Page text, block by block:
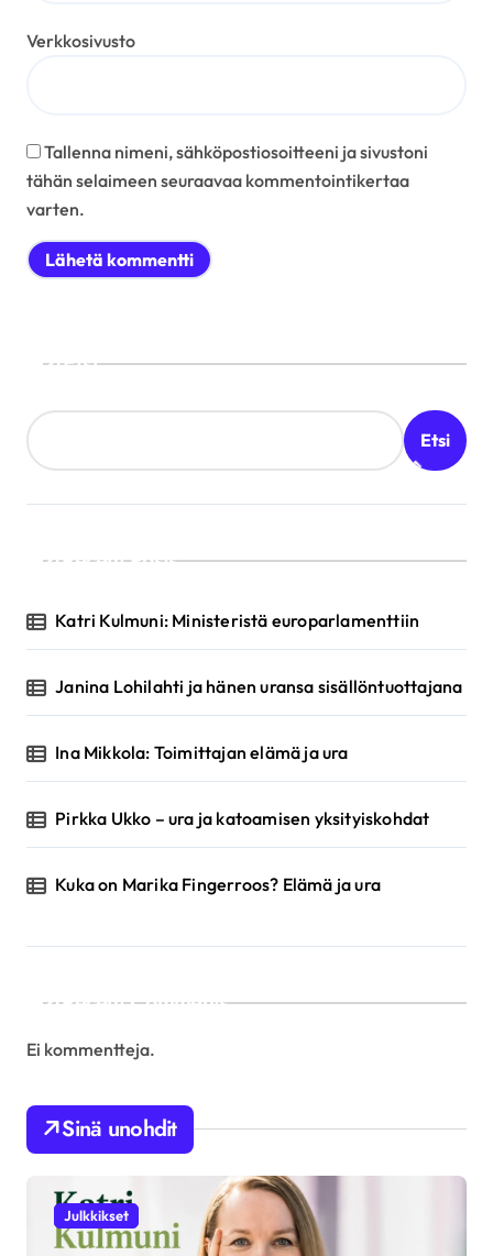
Verkkosivusto
Tallenna nimeni, sähköpostiosoitteeni ja sivustoni
tähän selaimeen seuraavaa kommentointikertaa
varten.
Etsi
Etsi
Recent Posts
Katri Kulmuni: Ministeristä europarlamenttiin
Janina Lohilahti ja hänen uransa sisällöntuottajana
Ina Mikkola: Toimittajan elämä ja ura
Pirkka Ukko – ura ja katoamisen yksityiskohdat
Kuka on Marika Fingerroos? Elämä ja ura
Recent Comments
Ei kommentteja.
Sinä unohdit
Julkkikset